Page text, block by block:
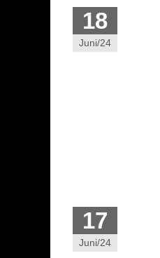
18
Juni/24
17
Juni/24